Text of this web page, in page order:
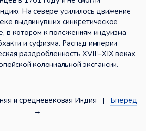
На севере усилилось движение
выдвинувших синкретическое
в котором к положениям индуизма
и суфизма. Распад империи
раздробленность XVIII–XIX веках
колониальной экспансии.
и средневековая Индия | Вперёд
→